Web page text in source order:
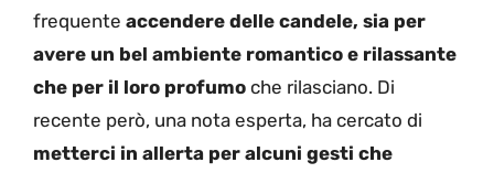
frequente accendere delle candele, sia per
avere un bel ambiente romantico e rilassante
che per il loro profumo che rilasciano. Di
recente però, una nota esperta, ha cercato di
metterci in allerta per alcuni gesti che